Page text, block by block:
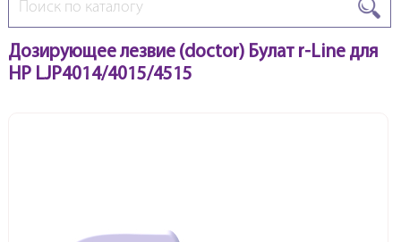
Дозирующее лезвие (doctor) Булат r-Line для
HP LJP4014/4015/4515